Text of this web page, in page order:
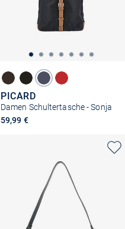
PICARD
Damen Schultertasche - Sonja
59,99 €